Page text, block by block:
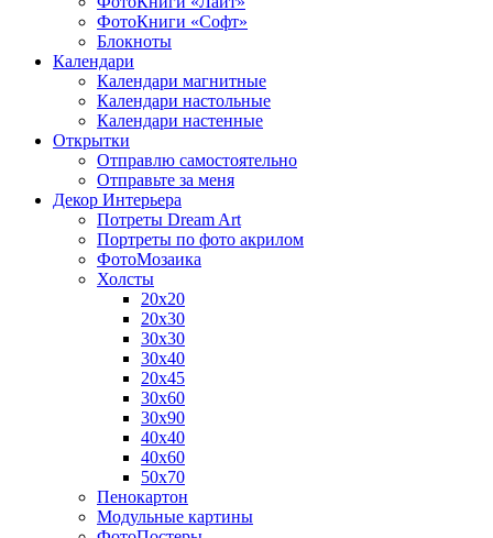
ФотоКниги «Софт»
Блокноты
Календари
Календари магнитные
Календари настольные
Календари настенные
Открытки
Отправлю самостоятельно
Отправьте за меня
Декор Интерьера
Потреты Dream Art
Портреты по фото акрилом
ФотоМозаика
Холсты
20х20
20х30
30х30
30х40
20х45
30х60
30х90
40х40
40х60
50х70
Пенокартон
Модульные картины